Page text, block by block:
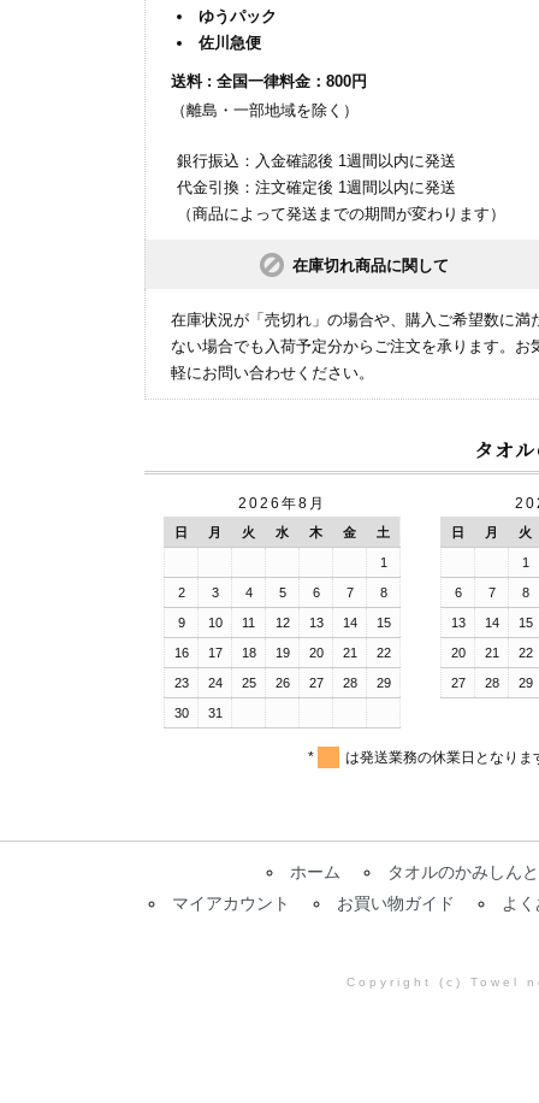
ゆうパック
佐川急便
送料 : 全国一律料金：800円
（離島・一部地域を除く）
銀行振込：入金確認後 1週間以内に発送
代金引換：注文確定後 1週間以内に発送
（商品によって発送までの期間が変わります）
在庫切れ商品に関して
在庫状況が「売切れ」の場合や、購入ご希望数に満
ない場合でも入荷予定分からご注文を承ります。お
軽にお問い合わせください。
タオ
2026年8月
日 月 火 水 木 金 土
1
2 3 4 5 6 7 8
9 10 11 12 13 14 15
16 17 18 19 20 21 22
23 24 25 26 27 28 29
30 31
日 月 火
1
6 7 8
13 14 15
20 21 22
27 28 29
* は発送業務の休業日となりま
ホーム
タオルのかみしん
マイアカウント
お買い物ガイド よ
Copyright (c) Towel